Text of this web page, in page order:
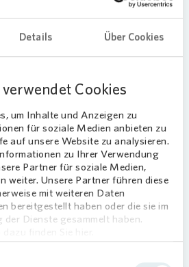
Details Über Cookies
Cookies
um Inhalte und Anzeigen zu
für soziale Medien anbieten zu
auf unsere Website zu analysieren.
zu Ihrer Verwendung
Partner für soziale Medien,
weiter. Unsere Partner führen diese
mit weiteren Daten
bereitgestellt haben oder die sie im
der Dienste gesammelt haben.
Bildung. „Die Lehrerinnen und
Kleffel, Regionalleiterin bei
„Uns ist die Förderung von
wichtig. An Schulen
die Gemeinschaft
schätzen das Engagement der
der Südvorstadt hinsichtlich
und Interkulturalität sehr
Arbeit sehr gern“, so Kleffel